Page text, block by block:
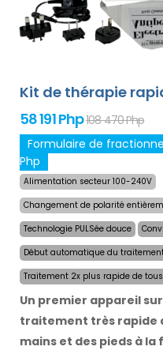
Kit de thérapie
58 191 Php108 470 Php
Formulaire de
Php
Alimentation secteur 100-240V
Changement de polarité
Technologie PULSée douce
Début automatique du
Traitement 2x plus rapide de
Un premier appareil
traitement très rapide
mains et des pieds à la